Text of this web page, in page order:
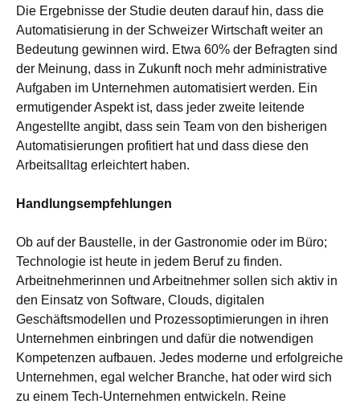
Die Ergebnisse der Studie deuten darauf hin, dass die
Automatisierung in der Schweizer Wirtschaft weiter an
Bedeutung gewinnen wird. Etwa 60% der Befragten sind
der Meinung, dass in Zukunft noch mehr administrative
Aufgaben im Unternehmen automatisiert werden. Ein
ermutigender Aspekt ist, dass jeder zweite leitende
Angestellte angibt, dass sein Team von den bisherigen
Automatisierungen profitiert hat und dass diese den
Arbeitsalltag erleichtert haben.
Handlungsempfehlungen
Ob auf der Baustelle, in der Gastronomie oder im Büro;
Technologie ist heute in jedem Beruf zu finden.
Arbeitnehmerinnen und Arbeitnehmer sollen sich aktiv in
den Einsatz von Software, Clouds, digitalen
Geschäftsmodellen und Prozessoptimierungen in ihren
Unternehmen einbringen und dafür die notwendigen
Kompetenzen aufbauen. Jedes moderne und erfolgreiche
Unternehmen, egal welcher Branche, hat oder wird sich
zu einem Tech-Unternehmen entwickeln. Reine